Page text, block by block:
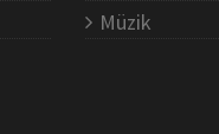
Müzik